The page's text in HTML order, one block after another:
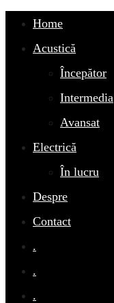
Home
Acustică
Începător
Intermedia
Avansat
Electrică
În lucru
Despre
Contact
.
.
.